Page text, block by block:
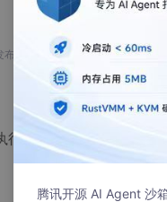
以下命令，可以取消
腾讯开源 AI Agent 沙